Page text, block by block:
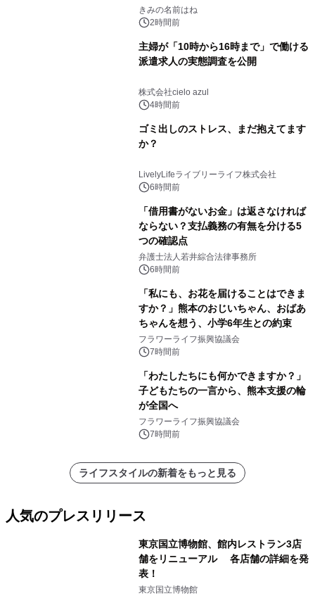
きみの名前はね
2時間前
主婦が「10時から16時まで」で働ける
派遣求人の実態調査を公開
株式会社cielo azul
4時間前
ゴミ出しのストレス、まだ抱えてます
か？
LivelyLifeライブリーライフ株式会社
6時間前
「借用書がないお金」は返さなければ
ならない？支払義務の有無を分ける5
つの確認点
弁護士法人若井綜合法律事務所
6時間前
「私にも、お花を届けることはできま
すか？」熊本のおじいちゃん、おばあ
ちゃんを想う、小学6年生との約束
フラワーライフ振興協議会
7時間前
「わたしたちにも何かできますか？」
子どもたちの一言から、熊本支援の輪
が全国へ
フラワーライフ振興協議会
7時間前
ライフスタイルの新着をもっと見る
人気のプレスリリース
東京国立博物館、館内レストラン3店
舗をリニューアル 各店舗の詳細を発
表！
東京国立博物館